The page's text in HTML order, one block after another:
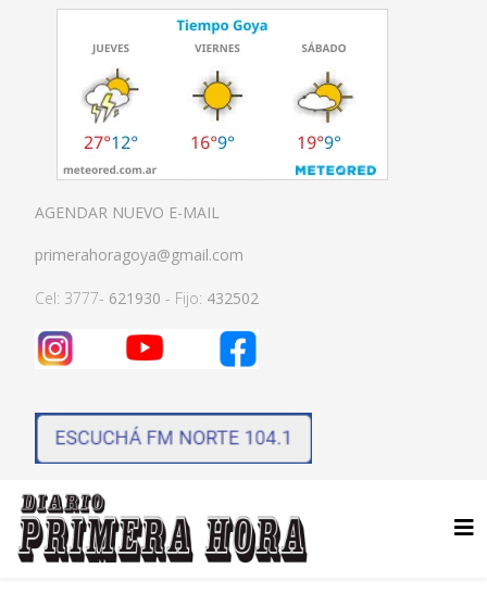
AGENDAR NUEVO E-MAIL
primerahoragoya@gmail.com
Cel: 3777- 621930 - Fijo: 432502